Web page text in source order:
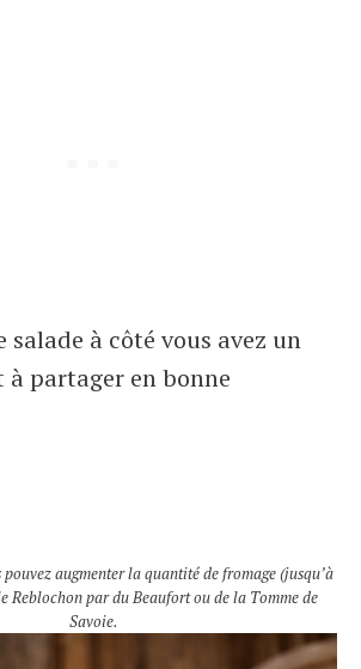
salade à côté vous avez un
à partager en bonne
augmenter la quantité de fromage (jusqu’à
Reblochon par du Beaufort ou de la Tomme de
Savoie.